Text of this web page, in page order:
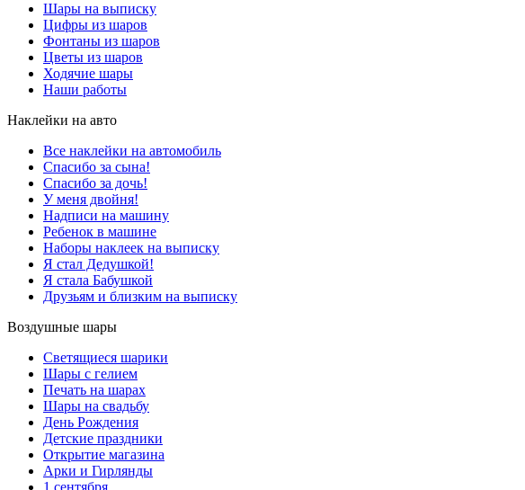
Шары на выписку
Цифры из шаров
Фонтаны из шаров
Цветы из шаров
Ходячие шары
Наши работы
Наклейки на авто
Все наклейки на автомобиль
Спасибо за сына!
Спасибо за дочь!
У меня двойня!
Надписи на машину
Ребенок в машине
Наборы наклеек на выписку
Я стал Дедушкой!
Я стала Бабушкой
Друзьям и близким на выписку
Воздушные шары
Светящиеся шарики
Шары с гелием
Печать на шарах
Шары на свадьбу
День Рождения
Детские праздники
Открытие магазина
Арки и Гирлянды